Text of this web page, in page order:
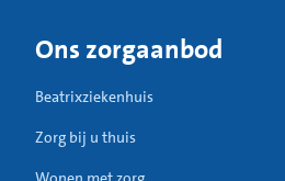
Ons zorgaanbod
Beatrixziekenhuis
Zorg bij u thuis